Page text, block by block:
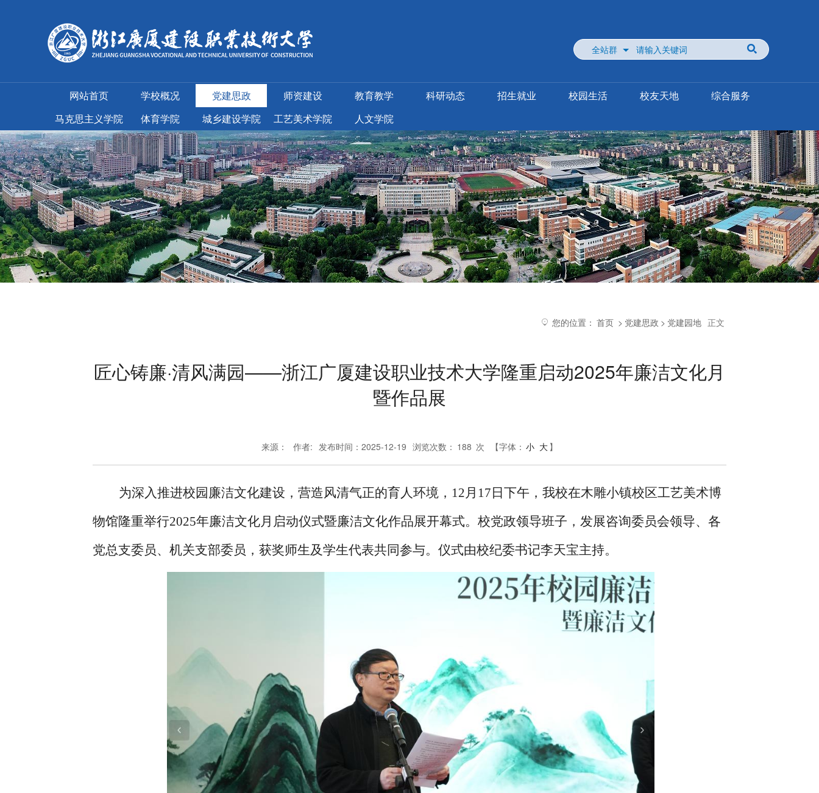
全站群
网站首页 学校概况 党建思政 师资建设 教育教学 科研动态 招生就业 校园生活 校友天地
综合服务
马克思主义学院
体育学院 城乡建设学院 工艺美术学院 人文学院
您的位置： 首页 > 党建思政 > 党建园地 正文
匠心铸廉·清风满园——浙江广厦建设职业技术大学隆重启动2025年廉洁文化月
暨作品展
来源： 作者: 发布时间：2025-12-19 浏览次数： 188 次 【字体： 小 大 】
为深入推进校园廉洁文化建设，营造风清气正的育人环境， 12月17日下午，我校在木雕小镇校区工艺美术博
物馆隆重举行2025年廉洁文化月启动仪式暨廉洁文化作品展开幕式。校党政领导班子，发展咨询委员会领导、各
党总支委员、机关支部委员，获奖师生及学生代表共同参与。仪式由校纪委书记李天宝主持。